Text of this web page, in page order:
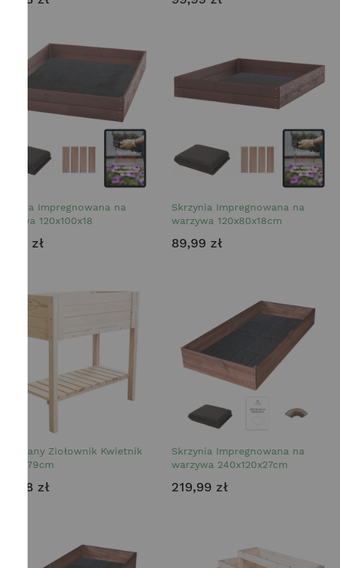
Impregnowana na
120x100x18
99,99 zł
Skrzynia Impregnowana na
warzywa 120x80x18cm
89,99 zł
Ziołownik Kwietnik
184,98 zł
Skrzynia Impregnowana na
warzywa 240x120x27cm
219,99 zł